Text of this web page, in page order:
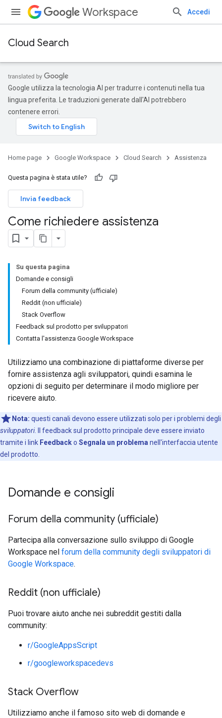
Workspace Accedi
Cloud Search
Google utilizza la tecnologia AI per tradurre i contenuti nella tua
lingua preferita. Le traduzioni generate dall'AI potrebbero
contenere errori.
Home page Google Workspace Cloud Search Assistenza
Questa pagina è stata utile?
Invia feedback
Come richiedere assistenza
Su questa pagina
Domande e consigli
Forum della community (ufficiale)
Reddit (non ufficiale)
Stack Overflow
Feedback sul prodotto per sviluppatori
Contatta l'assistenza Google Workspace
Utilizziamo una combinazione di piattaforme diverse per
fornire assistenza agli sviluppatori, quindi esamina le
opzioni di seguito per determinare il modo migliore per
ricevere aiuto.
Nota: questi canali devono essere utilizzati solo per i problemi degli
sviluppatori. Il feedback sul prodotto principale deve essere inviato
tramite i link Feedbacko Segnala un problema nell'interfaccia utente
del prodotto.
Domande e consigli
Forum della community (ufficiale)
Partecipa alla conversazione sullo sviluppo di Google
Workspace nel forum della community degli sviluppatori di
Google Workspace.
Reddit (non ufficiale)
Puoi trovare aiuto anche nei subreddit gestiti dalla
community:
r/GoogleAppsScript
r/googleworkspacedevs
Stack Overflow
Utilizziamo anche il famoso sito web di domande e